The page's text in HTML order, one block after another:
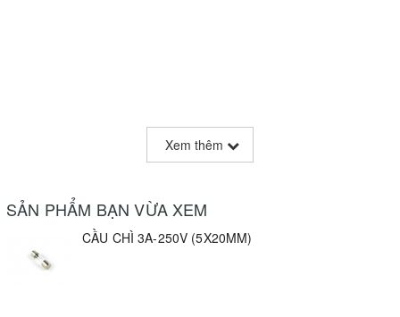
Xem thêm
SẢN PHẨM BẠN VỪA XEM
CẦU CHÌ 3A-250V (5X20MM)